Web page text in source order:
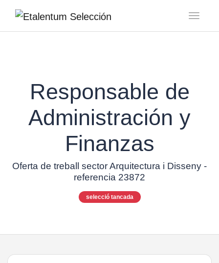
Responsable de
Administración y
Finanzas
Oferta de treball sector Arquitectura i Disseny -
referencia 23872
selecció tancada